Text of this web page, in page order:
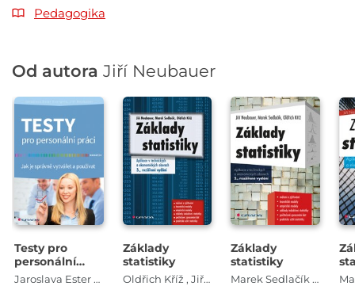
Pedagogika
Od autora Jiří Neubauer
Testy pro
personální
práci
Jaroslava Ester Evangelu , Jiří Neubauer
Základy
statistiky
Oldřich Kříž , Jiří Neubauer , Marek Sedlačík
Základy
statistiky
Marek Sedlačík , Jiří Neubauer , Oldřich Kříž